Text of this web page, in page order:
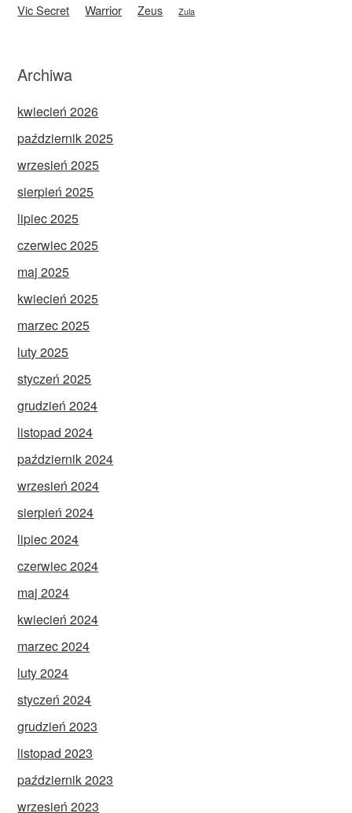
Vic Secret Warrior Zeus Zula
Archiwa
kwiecień 2026
październik 2025
wrzesień 2025
sierpień 2025
lipiec 2025
czerwiec 2025
maj 2025
kwiecień 2025
marzec 2025
luty 2025
styczeń 2025
grudzień 2024
listopad 2024
październik 2024
wrzesień 2024
sierpień 2024
lipiec 2024
czerwiec 2024
maj 2024
kwiecień 2024
marzec 2024
luty 2024
styczeń 2024
grudzień 2023
listopad 2023
październik 2023
wrzesień 2023